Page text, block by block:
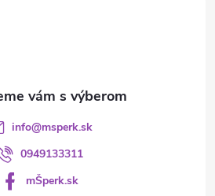
info@msperk.sk
0949133311
mŠperk.sk